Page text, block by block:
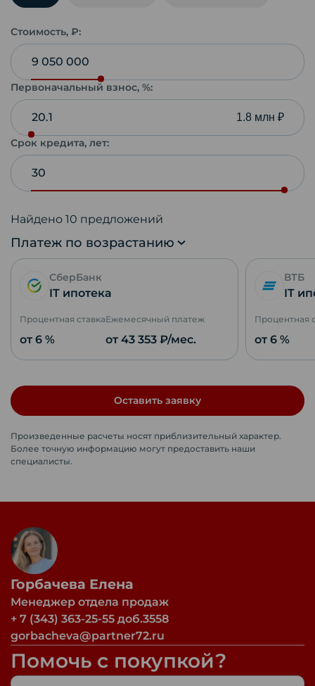
Стоимость, ₽:
Первоначальный взнос, %:
1.8 млн ₽
Срок кредита, лет:
Найдено 10 предложений
Платеж по возрастанию
СберБанк
IT ипотека
Процентная ставка
от 6 %
Ежемесячный платеж
от 43 353 ₽/мес.
ВТБ
IT
Процентная
от 6 %
Оставить заявку
Произведенные расчеты носят приблизительный характер.
Более точную информацию могут предоставить наши
специалисты.
Горбачева Елена
Менеджер отдела продаж
+ 7 (343) 363-25-55 доб.3558
gorbacheva@partner72.ru
Помочь с покупкой?